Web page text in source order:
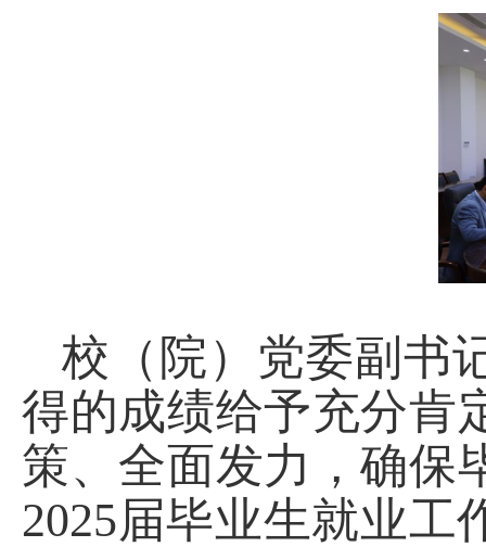
校（院）党委副书
得的成绩给予充分肯
策、全面发力，确保
2025届毕业生就业工